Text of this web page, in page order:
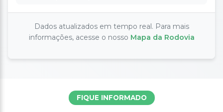
Dados atualizados em tempo real. Para mais
informações, acesse o nosso Mapa da Rodovia
FIQUE INFORMADO